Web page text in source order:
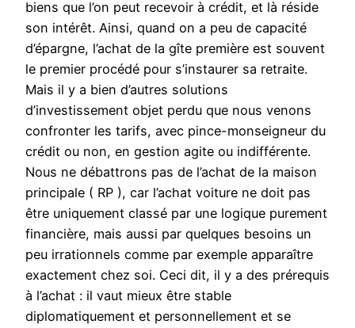
biens que l’on peut recevoir à crédit, et là réside
son intérêt. Ainsi, quand on a peu de capacité
d’épargne, l’achat de la gîte première est souvent
le premier procédé pour s’instaurer sa retraite.
Mais il y a bien d’autres solutions
d’investissement objet perdu que nous venons
confronter les tarifs, avec pince-monseigneur du
crédit ou non, en gestion agite ou indifférente.
Nous ne débattrons pas de l’achat de la maison
principale ( RP ), car l’achat voiture ne doit pas
être uniquement classé par une logique purement
financière, mais aussi par quelques besoins un
peu irrationnels comme par exemple apparaître
exactement chez soi. Ceci dit, il y a des prérequis
à l’achat : il vaut mieux être stable
diplomatiquement et personnellement et se